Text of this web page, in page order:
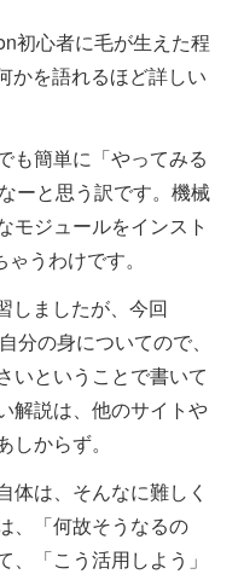
初心者に毛が生えた程
かを語れるほど詳しい
も簡単に「やってみる
ーと思う訳です。機械
モジュールをインスト
うわけです。
しましたが、今回
分の身についてので、
いということで書いて
解説は、他のサイトや
からず。
体は、そんなに難しく
、「何故そうなるの
「こう活用しよう」